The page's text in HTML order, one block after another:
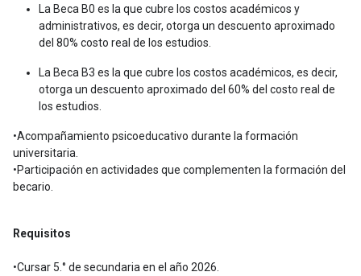
La Beca B0 es la que cubre los costos académicos y
administrativos, es decir, otorga un descuento aproximado
del 80% costo real de los estudios.
La Beca B3 es la que cubre los costos académicos, es decir,
otorga un descuento aproximado del 60% del costo real de
los estudios.
•Acompañamiento psicoeducativo durante la formación
universitaria.
•Participación en actividades que complementen la formación del
becario.
Requisitos
•Cursar 5.° de secundaria en el año 2026.